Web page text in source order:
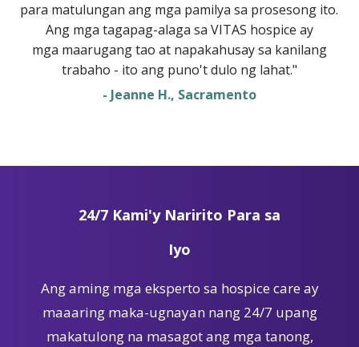
para matulungan ang mga pamilya sa prosesong ito.
Ang mga tagapag-alaga sa VITAS hospice ay
mga maarugang tao at napakahusay sa kanilang
trabaho - ito ang puno't dulo ng lahat."
- Jeanne H., Sacramento
24/7 Kami'y Naririto Para sa
Iyo
Ang aming mga eksperto sa hospice care ay
maaaring maka-ugnayan nang 24/7 upang
makatulong na masagot ang mga tanong,